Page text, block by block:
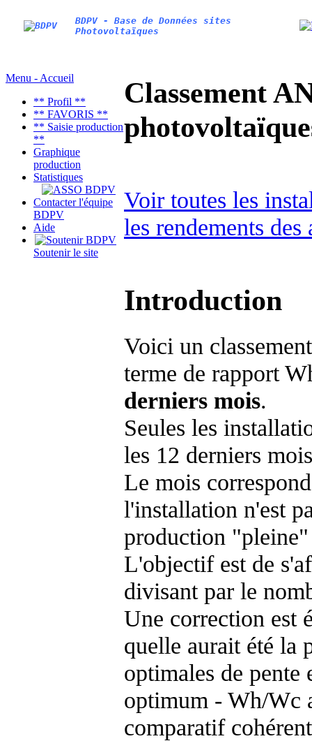
BDPV - Base de Données sites
Photovoltaïques
Menu - Accueil
** Profil **
** FAVORIS **
** Saisie production
**
Graphique
production
Statistiques
Contacter l'équipe
BDPV
Aide
Soutenir le site
Classement
Voir toutes les
les rendements des
Introduction
Voici un
terme de rapport
derniers mois.
Seules les
les 12 derniers
Le mois
l'installation n'est
production "pleine"
L'objectif est de
divisant par le
Une correction est
quelle aurait été la
optimales de
optimum - Wh/Wc
comparatif